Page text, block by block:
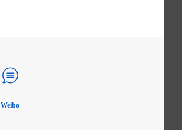
Weibo